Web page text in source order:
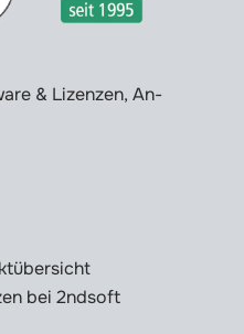
& Lizenzen, An-
bei 2ndsoft